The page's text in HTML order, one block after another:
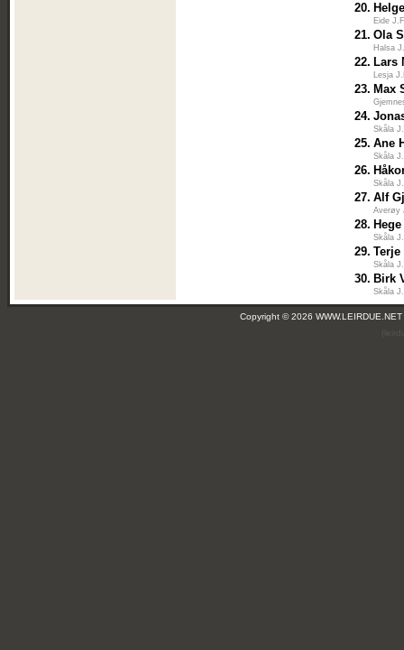
20.
Eide
21. Ola
Halsa
22. Lars
Lesja
23. Max
24.
Skåla
25. Ane
Skåla
26.
Skåla
27. Alf
Averøy
28.
Skåla
29.
Skåla
30. Birk
Skåla
Copyright © 2026